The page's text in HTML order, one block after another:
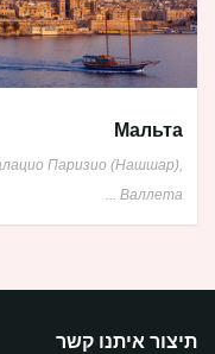
Мальта
Паризио (Нашшар),
Валлета
...
תיצור איתנו קשר